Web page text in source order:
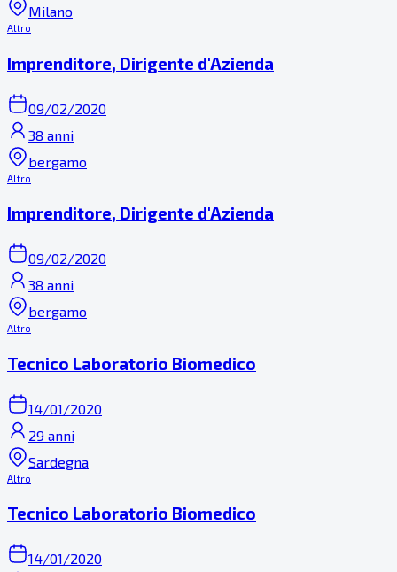
Milano
Altro
Imprenditore, Dirigente d'Azienda
09/02/2020
38 anni
bergamo
Altro
Imprenditore, Dirigente d'Azienda
09/02/2020
38 anni
bergamo
Altro
Tecnico Laboratorio Biomedico
14/01/2020
29 anni
Sardegna
Altro
Tecnico Laboratorio Biomedico
14/01/2020